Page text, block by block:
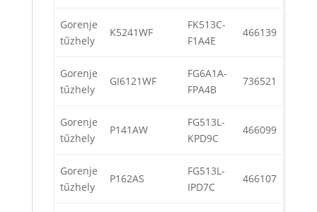
Gorenje
tűzhely
K5241WF
FK513C-
F1A4E
466139
Gorenje
tűzhely
GI6121WF
FG6A1A-
FPA4B
736521
Gorenje
tűzhely
P141AW
FG513L-
KPD9C
466099
Gorenje
tűzhely
P162AS
FG513L-
IPD7C
466107